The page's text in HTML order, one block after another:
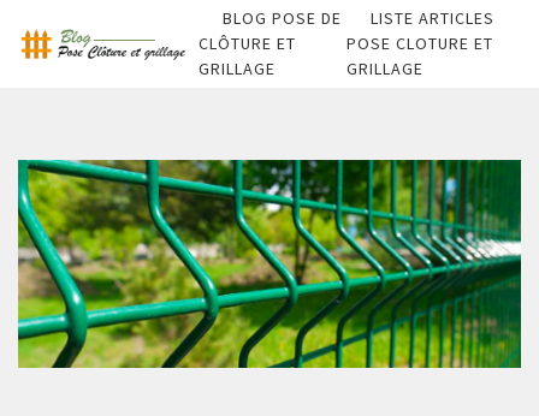
BLOG POSE DE
CLÔTURE ET
GRILLAGE
LISTE ARTICLES
POSE CLOTURE ET
GRILLAGE